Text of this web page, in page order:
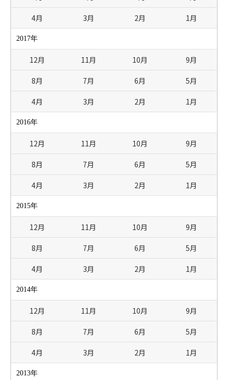
4月 3月 2月 1月
2017年
12月 11月 10月 9月
8月 7月 6月 5月
4月 3月 2月 1月
2016年
12月 11月 10月 9月
8月 7月 6月 5月
4月 3月 2月 1月
2015年
12月 11月 10月 9月
8月 7月 6月 5月
4月 3月 2月 1月
2014年
12月 11月 10月 9月
8月 7月 6月 5月
4月 3月 2月 1月
2013年